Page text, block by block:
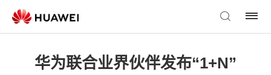
华为联合业界伙伴发布“1+N”